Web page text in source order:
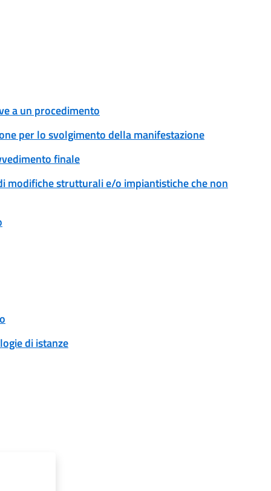
a un procedimento
per lo svolgimento della manifestazione
finale
modifiche strutturali e/o impiantistiche che non
di istanze